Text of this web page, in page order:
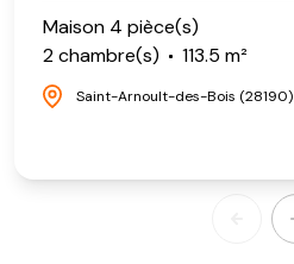
Maison 4 pièce(s)
2 chambre(s)
113.5 m²
Saint-Arnoult-des-Bois (28190)